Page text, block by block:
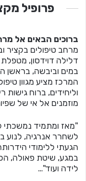
פרופיל
ברוכים הבאים אל
דלילה דוידסון, מטפלת
במים וביבשה, בראשן
המרכז מציע מגוון
וליחידים, ברוח גישות
מוזמנים אל אי של
"מאז ומתמיד
לשחרר אנרגיה, לנוע
הגעתי ללימודי
במגע, שיטת פאולה,
לידה ועוד"…